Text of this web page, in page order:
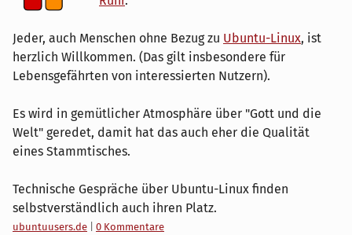
Jeder, auch Menschen ohne Bezug zu Ubuntu-Linux, ist
herzlich Willkommen. (Das gilt insbesondere für
Lebensgefährten von interessierten Nutzern).
Es wird in gemütlicher Atmosphäre über "Gott und die
Welt" geredet, damit hat das auch eher die Qualität
eines Stammtisches.
Technische Gespräche über Ubuntu-Linux finden
selbstverständlich auch ihren Platz.
Kategorien:
ubuntuusers.de
0 Kommentare